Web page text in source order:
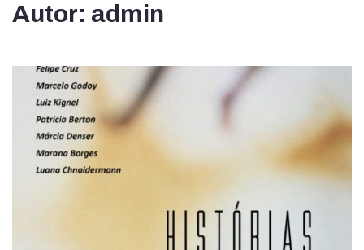
Autor: admin